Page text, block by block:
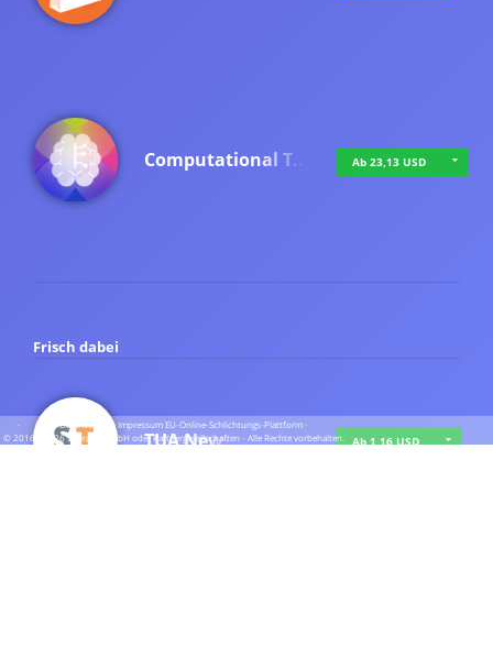
Computational T… Ab 23,13 USD
Frisch dabei
TUA News Ab 1,16 USD
· · ·Datenschutz · Impressum EU-Online-Schlichtungs-Plattform ·
© 2016 - 2026 SupraTix GmbH oder Partnergesellschaften - Alle Rechte vorbehalten.